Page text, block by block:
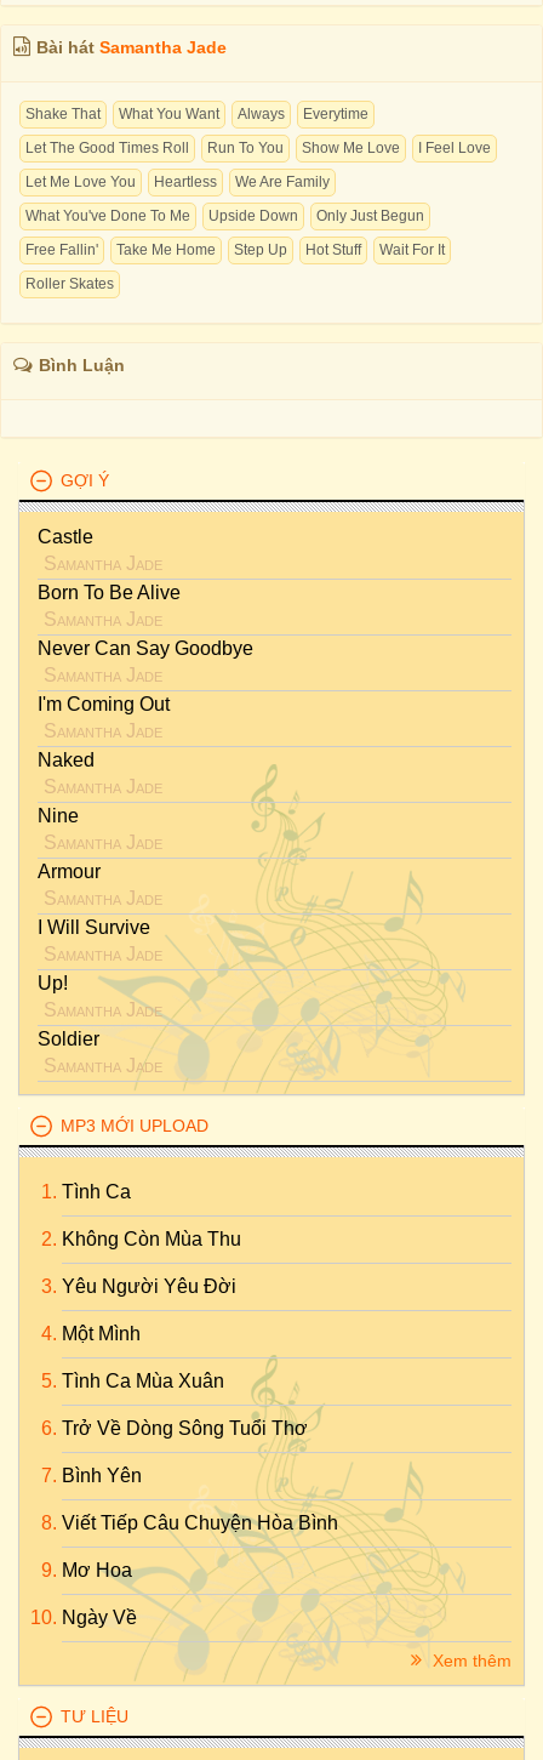
Bài hát Samantha Jade
Shake That What You Want Always
Everytime
Let The Good Times Roll
Run To You Show Me Love
I Feel Love
Let Me Love You
Heartless
We Are Family
What You've Done To Me
Upside Down
Only Just Begun
Free Fallin'
Take Me Home Step Up Hot Stuff
Wait For It
Roller Skates
Bình Luận
GỢI Ý
Castle
Samantha Jade
Born To Be Alive
Samantha Jade
Never Can Say Goodbye
Samantha Jade
I'm Coming Out
Samantha Jade
Naked
Samantha Jade
Nine
Samantha Jade
Armour
Samantha Jade
I Will Survive
Samantha Jade
Up!
Samantha Jade
Soldier
Samantha Jade
MP3 MỚI UPLOAD
Tình Ca
Không Còn Mùa Thu
Yêu Người Yêu Đời
Một Mình
Tình Ca Mùa Xuân
Trở Về Dòng Sông Tuổi Thơ
Bình Yên
Viết Tiếp Câu Chuyện Hòa Bình
Mơ Hoa
Ngày Về
Xem thêm
TƯ LIỆU